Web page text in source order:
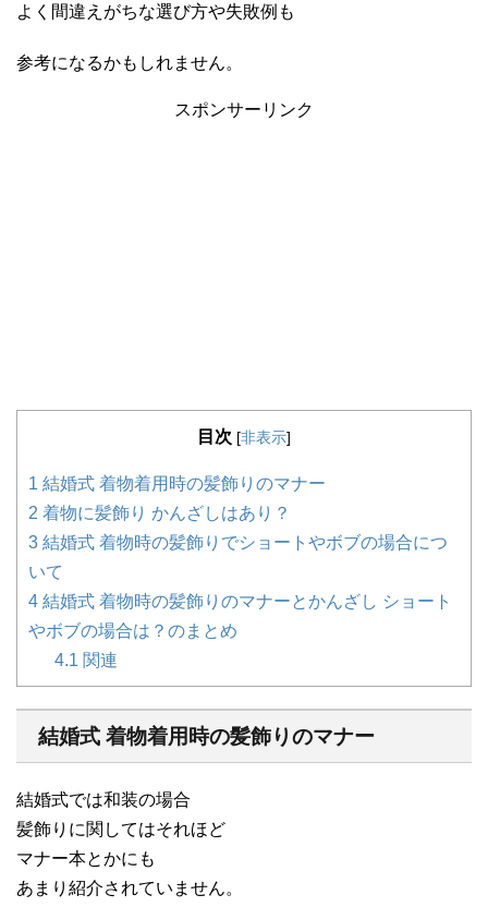
よく間違えがちな選び方や失敗例も
参考になるかもしれません。
スポンサーリンク
目次 [非表示]
1 結婚式 着物着用時の髪飾りのマナー
2 着物に髪飾り かんざしはあり？
3 結婚式 着物時の髪飾りでショートやボブの場合につ
いて
4 結婚式 着物時の髪飾りのマナーとかんざし ショート
やボブの場合は？のまとめ
4.1 関連
結婚式 着物着用時の髪飾りのマナー
結婚式では和装の場合
髪飾りに関してはそれほど
マナー本とかにも
あまり紹介されていません。